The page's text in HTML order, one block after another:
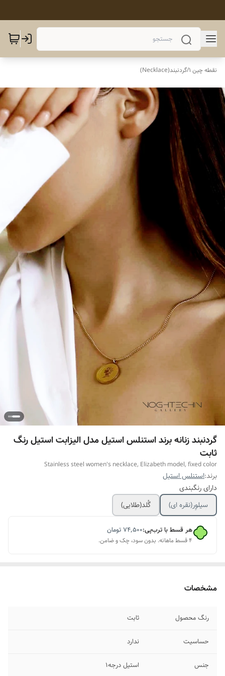
نقطه چین 1 /گردنبند(Necklace)
گردنبند زنانه برند استنلس استیل مدل الیزابت استیل رنگ
ثابت
Stainless steel women's necklace, Elizabeth model, fixed color
برند:استنلس استیل
دارای رنگبندی
سیلوِر(نقره ای)
گُلد(طلایی)
هر قسط با ترب‌پی:۷۴٬۵۰۰تومان
۴ قسط ماهانه. بدون سود، چک و ضامن.
مشخصات
رنگ محصول ثابت
حساسیت ندارد
جنس استیل درجه۱